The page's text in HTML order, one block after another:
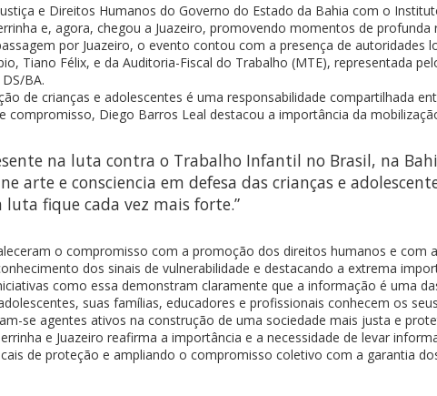
e Direitos Humanos do Governo do Estado da Bahia com o
e, agora, chegou a Juazeiro, promovendo momentos de profunda
por Juazeiro, o evento contou com a presença de autoridades
Tiano Félix, e da Auditoria-Fiscal do Trabalho (MTE), representada
BA.
de crianças e adolescentes é uma responsabilidade compartilhada
compromisso, Diego Barros Leal destacou a importância da
na luta contra o Trabalho Infantil no Brasil, na
arte e consciencia em defesa das crianças e
luta fique cada vez mais forte.”
o compromisso com a promoção dos direitos humanos e com
dos sinais de vulnerabilidade e destacando a extrema
como essa demonstram claramente que a informação é uma
suas famílias, educadores e profissionais conhecem os
se agentes ativos na construção de uma sociedade mais justa e
e Juazeiro reafirma a importância e a necessidade de levar
de proteção e ampliando o compromisso coletivo com a garantia